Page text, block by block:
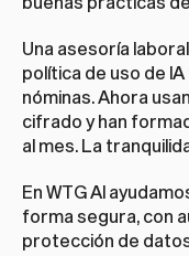
Una asesoría
política de uso de
nóminas. Ahora
cifrado y han
al mes. La
En WTG AI
forma segura, con
protección de